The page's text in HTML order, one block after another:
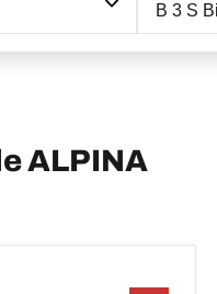
B 3 S
ALPINA